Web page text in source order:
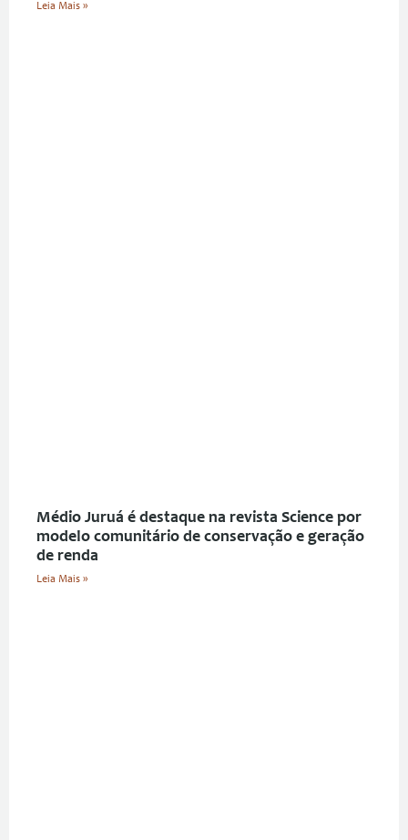
Leia Mais »
Médio Juruá é destaque na revista Science por
modelo comunitário de conservação e geração
de renda
Leia Mais »